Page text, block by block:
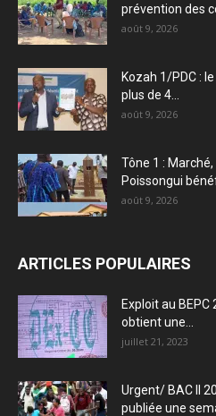
prévention des
août 9, 2026
Kozah 1/PDC :
plus de 4...
août 9, 2026
Tône 1 : Marché,
Poissongui
août 9, 2026
ARTICLES POPULAIRES
Exploit au BEPC
obtient une...
juillet 21, 2023
Urgent/ BAC II
publiée une